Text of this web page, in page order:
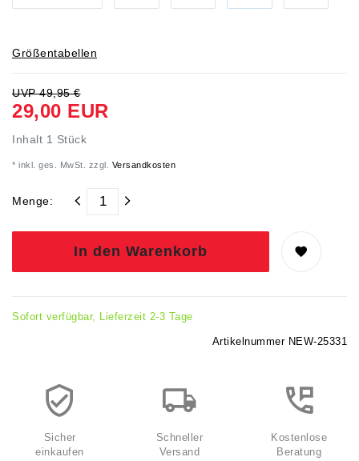
Größentabellen
UVP 49,95 €
29,00 EUR
Inhalt 1 Stück
* inkl. ges. MwSt. zzgl. Versandkosten
Menge:
In den Warenkorb
Sofort verfügbar, Lieferzeit 2-3 Tage
Artikelnummer NEW-25331
Sicher
einkaufen
Schneller
Versand
Kostenlose
Beratung